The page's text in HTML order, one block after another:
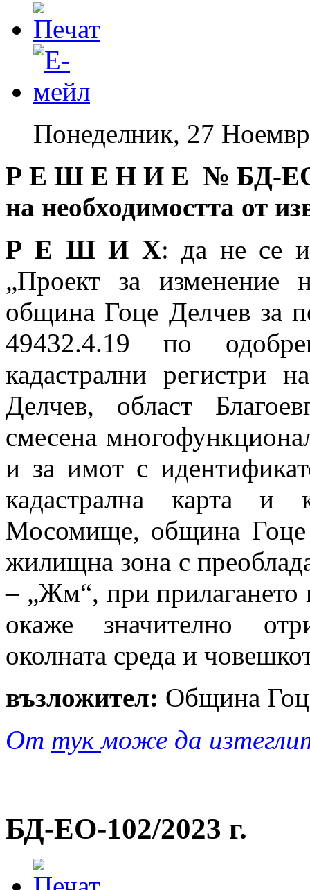
Понеделник, 27
Р Е Ш Е Н И Е № БД-
на необходимостта от
Р Е Ш И Х: да не се
„Проект за
община Гоце Делчев за
49432.4.19 по
кадастрални
Делчев, област
смесена
и за имот с
кадастрална карта и
Мосомище, община Гоце
жилищна зона с
– „Жм“, при прилагането
окаже значително
околната среда и
възложител: Община
От тукможе да
БД-EO-102/2023 г.